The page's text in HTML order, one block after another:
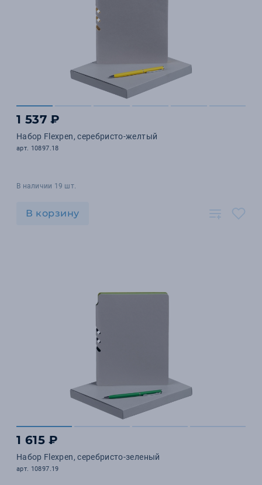
1 537 ₽
Набор Flexpen, серебристо-желтый
арт. 10897.18
В наличии 19 шт.
В корзину
1 615 ₽
Набор Flexpen, серебристо-зеленый
арт. 10897.19